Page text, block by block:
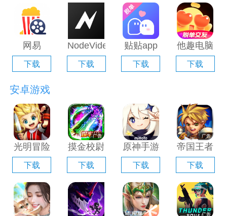
器」
模拟器」
网易
Filmly电
脑版「含
模拟器」
下载
NodeVideo
电脑版
「含模拟
下载
贴贴app
电脑版
「含模拟
下载
他趣电脑
版「含模
拟器」
下载
安卓游戏
光明冒险
电脑版
「含模拟
器」
下载
摸金校尉
之伏魔殿
电脑版
「含模拟
器」
下载
原神手游
电脑版
「含模拟
器」
下载
帝国王者
归来电脑
版「含模
拟器」
下载